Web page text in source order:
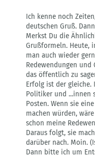
Ich kenne noch
deutschen Gruß.
Merkst Du die
Grußformeln. Heute,
man auch wieder
Redewendungen
das öffentlich zu
Erfolg ist der gleiche.
Politiker und ...innen
Posten. Wenn sie
machen würden,
schon meine
Daraus folgt, sie
darüber nach. Moin.
Dann bitte ich um